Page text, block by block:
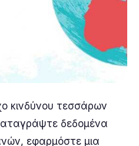
κινδύνου τεσσάρων
δεδομένα
εφαρμόστε μια